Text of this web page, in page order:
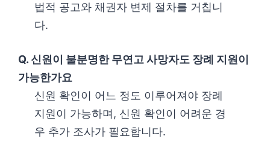
법적 공고와 채권자 변제 절차를 거칩니
다.
Q. 신원이 불분명한 무연고 사망자도 장례 지원이
가능한가요
신원 확인이 어느 정도 이루어져야 장례
지원이 가능하며, 신원 확인이 어려운 경
우 추가 조사가 필요합니다.